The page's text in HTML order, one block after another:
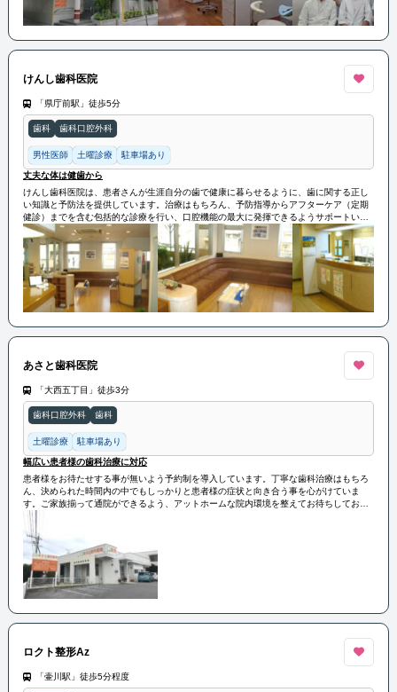
けんし歯科医院
「県庁前駅」徒歩5分
歯科 歯科口腔外科
男性医師 土曜診療 駐車場あり
丈夫な体は健歯から
けんし歯科医院は、患者さんが生涯自分の歯で健康に暮らせるように、歯に関する正し
い知識と予防法を提供しています。治療はもちろん、予防指導からアフターケア（定期
健診）までを含む包括的な診療を行い、口腔機能の最大に発揮できるようサポートいた
します。
患者さんに安心してご来院いただけるよう、スタッフ一同が全力を尽くします。
あさと歯科医院
「大西五丁目」徒歩3分
歯科口腔外科 歯科
土曜診療 駐車場あり
幅広い患者様の歯科治療に対応
患者様をお待たせする事が無いよう予約制を導入しています。丁寧な歯科治療はもちろ
ん、決められた時間内の中でもしっかりと患者様の症状と向き合う事を心がけていま
す。ご家族揃って通院ができるよう、アットホームな院内環境を整えてお待ちしており
ます。
ロクト整形Az
「壷川駅」徒歩5分程度